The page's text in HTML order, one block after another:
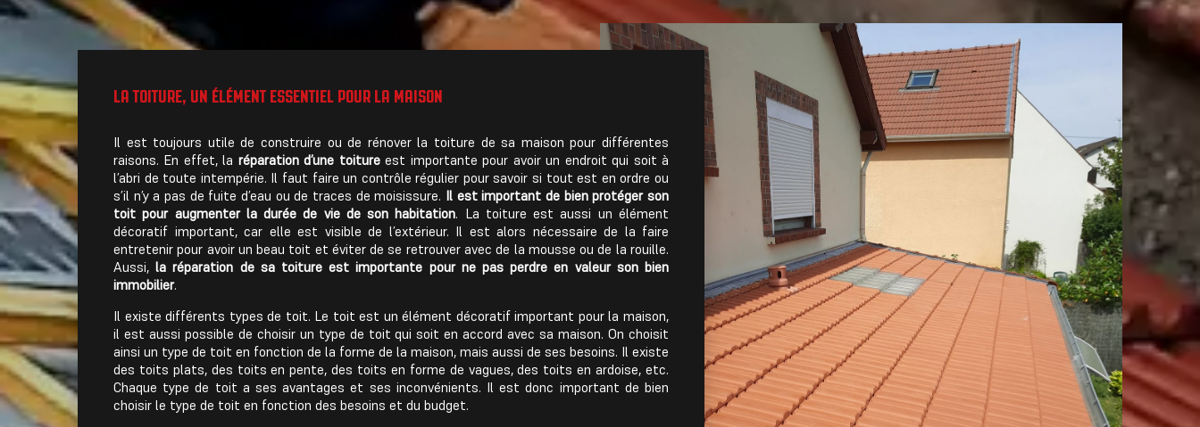
LA TOITURE, UN ÉLÉMENT ESSENTIEL POUR LA MAISON
Il est toujours utile de construire ou de rénover la toiture de sa maison pour différentes
raisons. En effet, la réparation d’une toitureest importante pour avoir un endroit qui soit à
l’abri de toute intempérie. Il faut faire un contrôle régulier pour savoir si tout est en ordre ou
s’il n’y a pas de fuite d’eau ou de traces de moisissure. Il est important de bien protéger son
toit pour augmenter la durée de vie de son habitation. La toiture est aussi un élément
décoratif important, car elle est visible de l’extérieur. Il est alors nécessaire de la faire
entretenir pour avoir un beau toit et éviter de se retrouver avec de la mousse ou de la rouille.
Aussi,la réparation de sa toiture est importante pour ne pas perdre en valeur son bien
immobilier.
Il existe différents types de toit. Le toit est un élément décoratif important pour la maison,
il est aussi possible de choisir un type de toit qui soit en accord avec sa maison. On choisit
ainsi un type de toit en fonction de la forme de la maison, mais aussi de ses besoins. Il existe
des toits plats, des toits en pente, des toits en forme de vagues, des toits en ardoise, etc.
Chaque type de toit a ses avantages et ses inconvénients. Il est donc important de bien
choisir le type de toit en fonction des besoins et du budget.